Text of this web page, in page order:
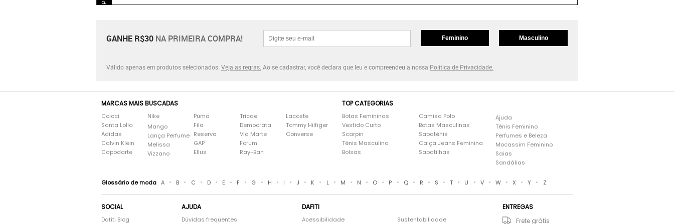
GANHE R$30 NA PRIMEIRA COMPRA! Feminino Masculino
Válido apenas em produtos selecionados. Veja as regras. Ao se cadastrar, você declara que leu e compreendeu a nossa Política de Privacidade.
MARCAS MAIS BUSCADAS
Colcci
Santa Lolla
Adidas
Calvin Klein
Capodarte
Nike
Mango
Lança Perfume
Melissa
Vizzano
Puma
Fila
Reserva
GAP
Ellus
Tricae
Democrata
Via Marte
Forum
Ray-Ban
Lacoste
Tommy Hilfiger
Converse
TOP CATEGORIAS
Botas Femininas
Vestido Curto
Scarpin
Tênis Masculino
Bolsas
Camisa Polo
Botas Masculinas
Sapatênis
Calça Jeans Feminina
Sapatilhas
Ajuda
Tênis Feminino
Perfumes e Beleza
Mocassim Feminino
Saias
Sandálias
Glossário de moda A • B • C • D • E • F • G • H • I • J • K • L • M • N • O • P • Q • R • S • T • U • V • W • X • Y • Z
SOCIAL
Dafiti Blog
AJUDA
Dúvidas frequentes
DAFITI
Acessibilidade Sustentabilidade
ENTREGAS
Frete grátis